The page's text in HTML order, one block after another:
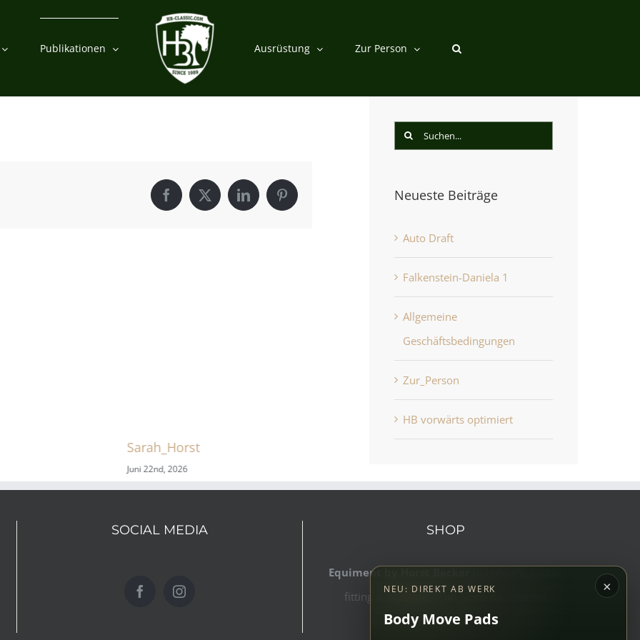
×
NEU: DIREKT AB WERK
Body Move Pads
Publikationen Ausrüstung Zur Person
Facebook
X LinkedInPinterest
Sarah_Horst
Juni 22nd, 2026
Suche
Neueste Beiträge
Auto Draft
Falkenstein-Daniela 1
Allgemeine
Geschäftsbedingungen
Zur_Person
HB vorwärts optimiert
SOCIAL MEDIA SHOP
Equiment by Horst Becker
fitting & coaching – im Sinne des Pferdes